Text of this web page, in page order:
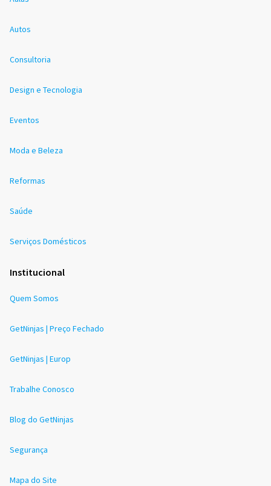
Autos
Consultoria
Design e Tecnologia
Eventos
Moda e Beleza
Reformas
Saúde
Serviços Domésticos
Institucional
Quem Somos
GetNinjas | Preço Fechado
GetNinjas | Europ
Trabalhe Conosco
Blog do GetNinjas
Segurança
Mapa do Site